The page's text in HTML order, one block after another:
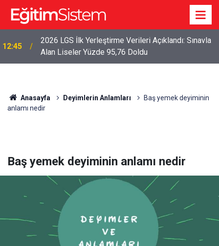
12:45
2026 LGS İlk Yerleştirme Verileri Açıklandı: Sınavla
Alan Liseler Yüzde 95,76 Doldu
Anasayfa Deyimlerin Anlamları
Baş yemek deyiminin
anlamı nedir
Baş yemek deyiminin anlamı nedir